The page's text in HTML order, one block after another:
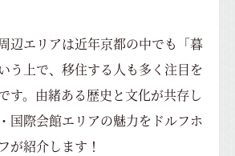
辺エリアは近年京都の中でも「暮
う上で、 移住する人も多く注目を
。 由緒ある歴史と文化が共存し
国際会館エリアの魅力を ドルフホ
が紹介します！